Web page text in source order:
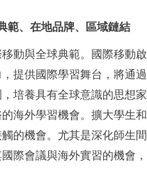
範、在地品牌、區域鏈結
動與全球典範。國際移動啟
提供國際學習舞台，將通過
培養具有全球意識的思想家
海外學習機會。擴大學生和
的機會。尤其是深化師生間
際會議與海外實習的機會，